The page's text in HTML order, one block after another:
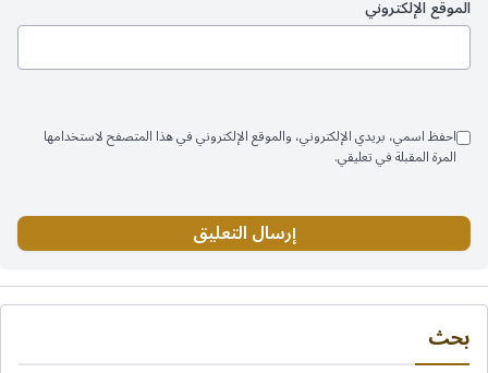
الموقع الإلكتروني
احفظ اسمي، بريدي الإلكتروني، والموقع الإلكتروني في هذا المتصفح لاستخدامها
المرة المقبلة في تعليقي.
بحث